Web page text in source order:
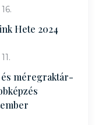
Hete 2024
méregraktár-